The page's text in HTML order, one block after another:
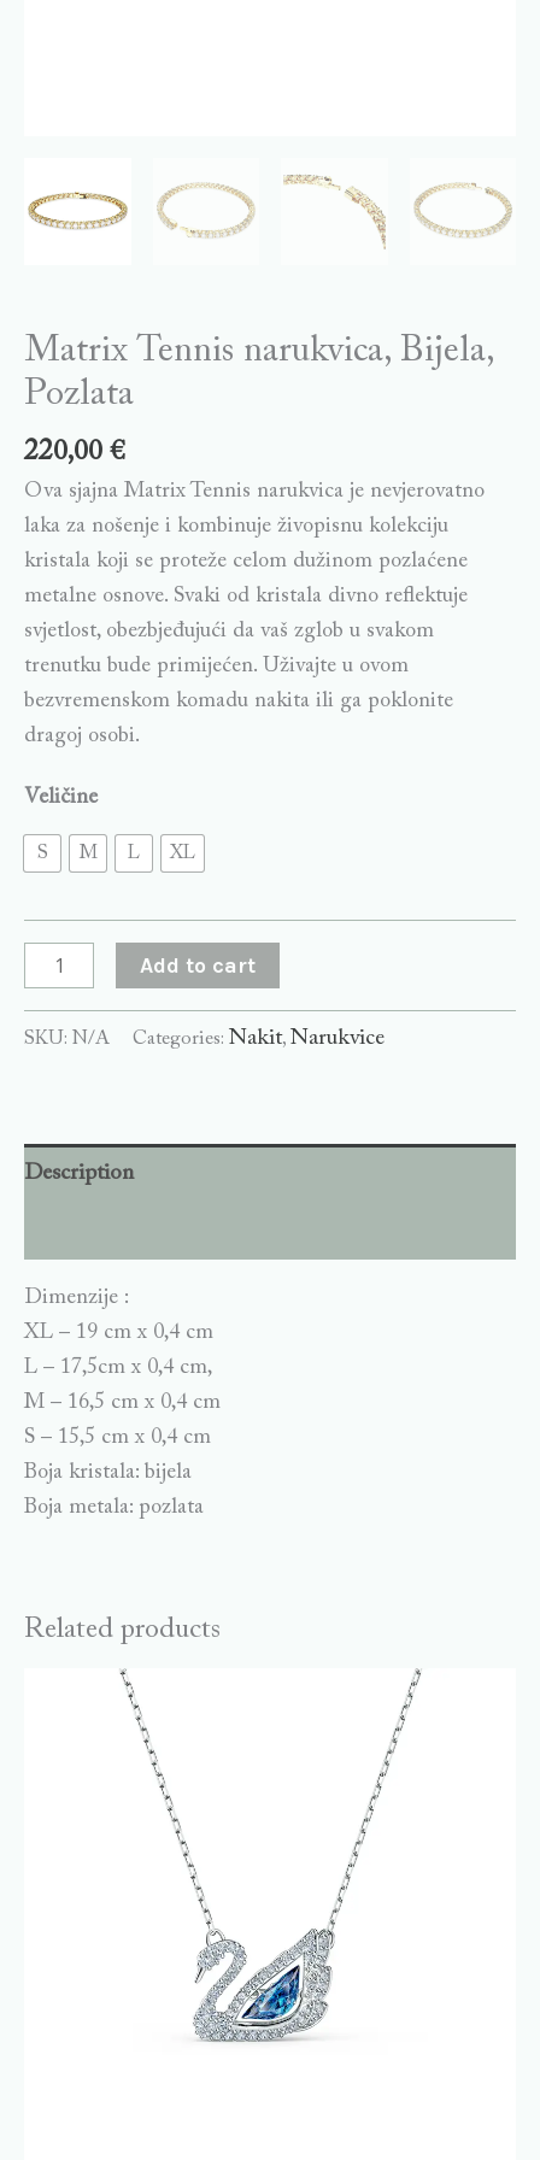
Matrix Tennis narukvica, Bijela,
Pozlata
220,00 €
Ova sjajna Matrix Tennis narukvica je nevjerovatno
laka za nošenje i kombinuje živopisnu kolekciju
kristala koji se proteže celom dužinom pozlaćene
metalne osnove. Svaki od kristala divno reflektuje
svjetlost, obezbjeđujući da vaš zglob u svakom
trenutku bude primijećen. Uživajte u ovom
bezvremenskom komadu nakita ili ga poklonite
dragoj osobi.
Veličine
S M L XL
Add to cart
SKU: N/A Categories: Nakit, Narukvice
Description
Dimenzije :
XL – 19 cm x 0,4 cm
L – 17,5cm x 0,4 cm,
M – 16,5 cm x 0,4 cm
S – 15,5 cm x 0,4 cm
Boja kristala: bijela
Boja metala: pozlata
Related products